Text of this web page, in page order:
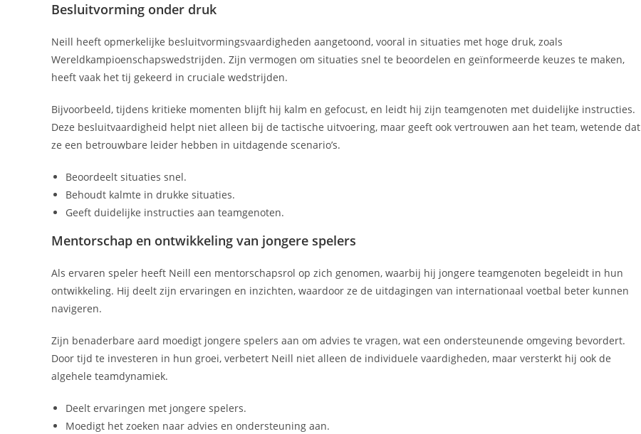
Besluitvorming onder druk
Neill heeft opmerkelijke besluitvormingsvaardigheden aangetoond, vooral in situaties met hoge druk, zoals
Wereldkampioenschapswedstrijden. Zijn vermogen om situaties snel te beoordelen en geïnformeerde keuzes te maken,
heeft vaak het tij gekeerd in cruciale wedstrijden.
Bijvoorbeeld, tijdens kritieke momenten blijft hij kalm en gefocust, en leidt hij zijn teamgenoten met duidelijke instructies.
Deze besluitvaardigheid helpt niet alleen bij de tactische uitvoering, maar geeft ook vertrouwen aan het team, wetende dat
ze een betrouwbare leider hebben in uitdagende scenario’s.
Beoordeelt situaties snel.
Behoudt kalmte in drukke situaties.
Geeft duidelijke instructies aan teamgenoten.
Mentorschap en ontwikkeling van jongere spelers
Als ervaren speler heeft Neill een mentorschapsrol op zich genomen, waarbij hij jongere teamgenoten begeleidt in hun
ontwikkeling. Hij deelt zijn ervaringen en inzichten, waardoor ze de uitdagingen van internationaal voetbal beter kunnen
navigeren.
Zijn benaderbare aard moedigt jongere spelers aan om advies te vragen, wat een ondersteunende omgeving bevordert.
Door tijd te investeren in hun groei, verbetert Neill niet alleen de individuele vaardigheden, maar versterkt hij ook de
algehele teamdynamiek.
Deelt ervaringen met jongere spelers.
Moedigt het zoeken naar advies en ondersteuning aan.